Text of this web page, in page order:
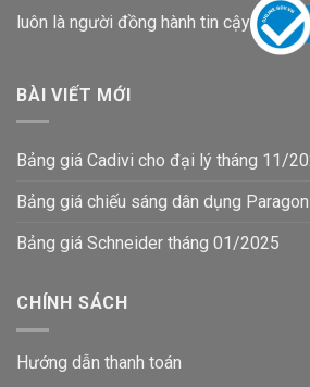
luôn là người đồng hành tin cậy
BÀI VIẾT MỚI
Bảng giá Cadivi cho đại lý tháng 11/
Bảng giá chiếu sáng dân dụng
Bảng giá Schneider tháng 01/2025
CHÍNH SÁCH
Hướng dẫn thanh toán